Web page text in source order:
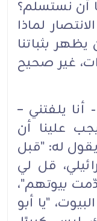
أن نستسلم؟
لماذا
بثباتنا
غير صحيح
أنا يلفتني –
علينا أن
يقول له: "قبل
قل لي
بيوتهم"،
"يا أبو